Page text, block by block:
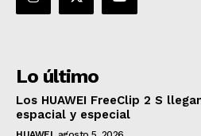
Lo último
Los HUAWEI FreeClip 2 S
espacial y especial